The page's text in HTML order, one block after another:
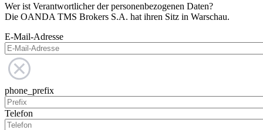
Wer ist Verantwortlicher der personenbezogenen Daten?
Die OANDA TMS Brokers S.A. hat ihren Sitz in Warschau.
E-Mail-Adresse
phone_prefix
Telefon